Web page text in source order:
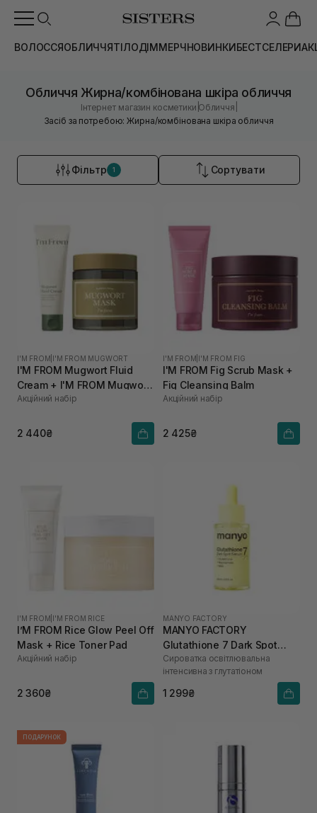
ВОЛОССЯОБЛИЧЧЯТІЛОДІММЕРЧНОВИНКИБЕСТСЕЛЕРИ
Обличчя Жирна/комбінована шкіра обличчя
Інтернет магазин косметики |Обличчя
Засіб за потребою: Жирна/комбінована шкіра обличчя
Фільтр 1 Сортувати
I'M FROM I'M FROM MUGWORT
I'M FROM Mugwort Fluid
Cream + I'M FROM Mugwort
Mask
Акційний набір
2 440₴
I'M FROM I'M FROM FIG
I'M FROM Fig Scrub Mask +
Fig Cleansing Balm
Акційний набір
2 425₴
I'M FROM I'M FROM RICE
I’M FROM Rice Glow Peel Off
Mask + Rice Toner Pad
Акційний набір
2 360₴
MANYO FACTORY
MANYO FACTORY
Glutathione 7 Dark Spot
Serum 30 мл
Сироватка освітлювальна
інтенсивна з глутатіоном
1 299₴
ПОДАРУНОК